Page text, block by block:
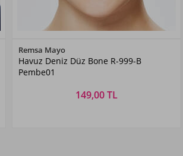
Pembe01
Remsa Mayo
Havuz Deniz Düz Bone R-999-B
Pembe01
149,00 TL